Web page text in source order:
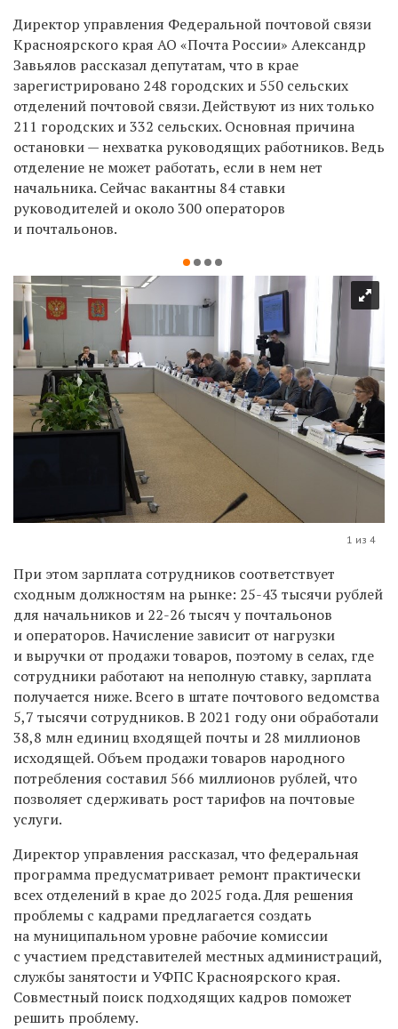
Директор управления Федеральной почтовой связи
Красноярского края АО «Почта России» Александр
Завьялов рассказал депутатам, что в крае
зарегистрировано 248 городских и 550 сельских
отделений почтовой связи. Действуют из них только
211 городских и 332 сельских. Основная причина
остановки — нехватка руководящих работников. Ведь
отделение не может работать, если в нем нет
начальника. Сейчас вакантны 84 ставки
руководителей и около 300 операторов
и почтальонов.
1 из 4
При этом зарплата сотрудников соответствует
сходным должностям на рынке: 25-43 тысячи рублей
для начальников и 22-26 тысяч у почтальонов
и операторов. Начисление зависит от нагрузки
и выручки от продажи товаров, поэтому в селах, где
сотрудники работают на неполную ставку, зарплата
получается ниже. Всего в штате почтового ведомства
5,7 тысячи сотрудников. В 2021 году они обработали
38,8 млн единиц входящей почты и 28 миллионов
исходящей. Объем продажи товаров народного
потребления составил 566 миллионов рублей, что
позволяет сдерживать рост тарифов на почтовые
услуги.
Директор управления рассказал, что федеральная
программа предусматривает ремонт практически
всех отделений в крае до 2025 года. Для решения
проблемы с кадрами предлагается создать
на муниципальном уровне рабочие комиссии
с участием представителей местных администраций,
службы занятости и УФПС Красноярского края.
Совместный поиск подходящих кадров поможет
решить проблему.